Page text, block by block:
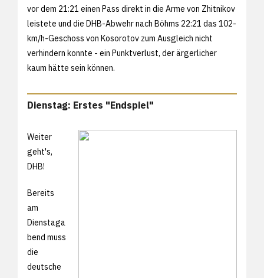
vor dem 21:21 einen Pass direkt in die Arme von Zhitnikov
leistete und die DHB-Abwehr nach Böhms 22:21 das 102-
km/h-Geschoss von Kosorotov zum Ausgleich nicht
verhindern konnte - ein Punktverlust, der ärgerlicher
kaum hätte sein können.
Dienstag: Erstes "Endspiel"
Weiter
geht's,
DHB!
Bereits
am
Dienstaga
bend muss
die
deutsche